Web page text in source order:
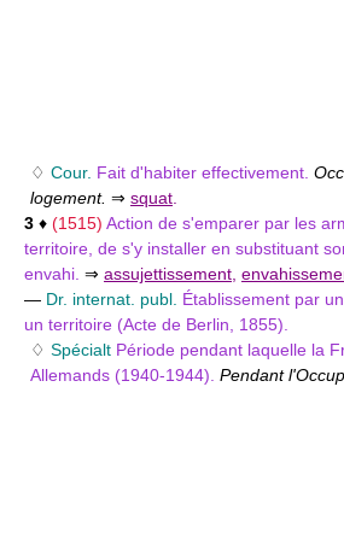
♢ Cour. Fait d'habiter effectivement.
logement. ⇒ squat
3 ♦ (1515) Action de s'emparer par les
territoire, de s'y installer en substituant
envahi. ⇒ assujettissement
— Dr. internat. publ. Établissement par
un territoire (Acte de Berlin, 1855).
♢ Spécialt Période pendant laquelle la
Allemands (1940-1944). Pendant